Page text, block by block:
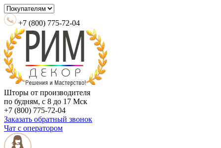
+7 (800) 775-72-04
Шторы от производителя
по будням, с 8 до 17 Мск
+7 (800) 775-72-04
Заказать обратный звонок
Чат с оператором